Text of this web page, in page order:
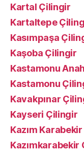
Kartal Çilingir
Kartaltepe
Kasımpaşa
Kaşoba Çilingir
Kastamonu
Kastamonu
Kavakpınar
Kayseri Çilingir
Kazım
Kazımkarabekir